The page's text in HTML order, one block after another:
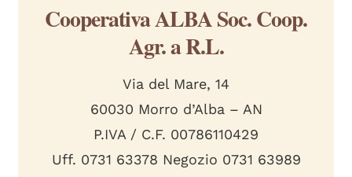
Cooperativa ALBA Soc. Coop.
Agr. a R.L.
Via del Mare, 14
60030 Morro d’Alba – AN
P.IVA / C.F. 00786110429
Uff. 0731 63378 Negozio 0731 63989